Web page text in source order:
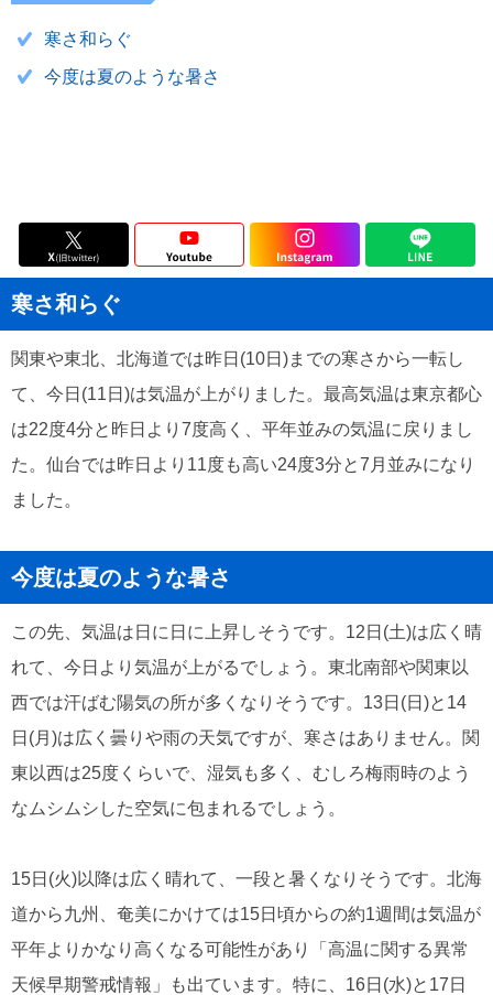
寒さ和らぐ
今度は夏のような暑さ
寒さ和らぐ
関東や東北、北海道では昨日(10日)までの寒さから一転し
て、今日(11日)は気温が上がりました。最高気温は東京都心
は22度4分と昨日より7度高く、平年並みの気温に戻りまし
た。仙台では昨日より11度も高い24度3分と7月並みになり
ました。
今度は夏のような暑さ
この先、気温は日に日に上昇しそうです。12日(土)は広く晴
れて、今日より気温が上がるでしょう。東北南部や関東以
西では汗ばむ陽気の所が多くなりそうです。13日(日)と14
日(月)は広く曇りや雨の天気ですが、寒さはありません。関
東以西は25度くらいで、湿気も多く、むしろ梅雨時のよう
なムシムシした空気に包まれるでしょう。
15日(火)以降は広く晴れて、一段と暑くなりそうです。北海
道から九州、奄美にかけては15日頃からの約1週間は気温が
平年よりかなり高くなる可能性があり「高温に関する異常
天候早期警戒情報」も出ています。特に、16日(水)と17日